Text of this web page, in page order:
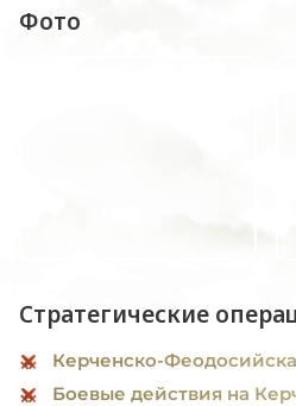
Фото
Стратегические
Керченско-
Боевые действия на